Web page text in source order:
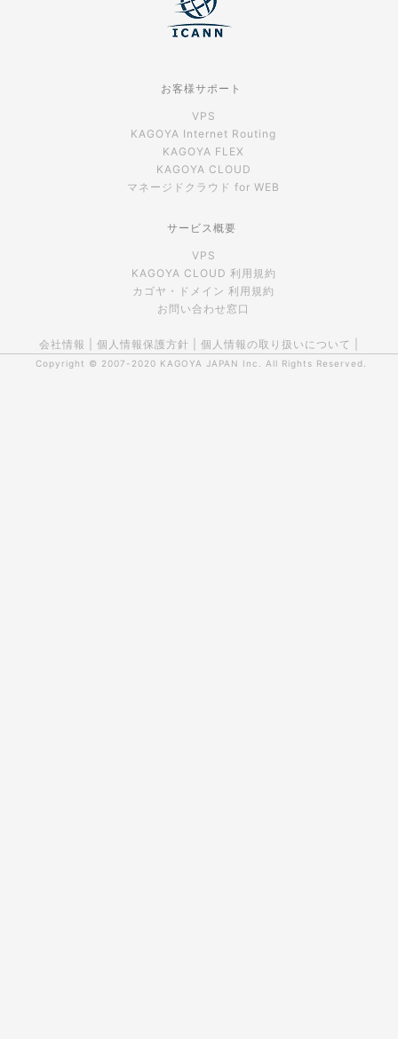
お客様サポート
VPS
KAGOYA Internet Routing
KAGOYA FLEX
KAGOYA CLOUD
マネージドクラウド for WEB
サービス概要
VPS
KAGOYA CLOUD 利用規約
カゴヤ・ドメイン 利用規約
お問い合わせ窓口
会社情報 個人情報保護方針 個人情報の取り扱いについて
Copyright © 2007-2020 KAGOYA JAPAN Inc. All Rights Reserved.